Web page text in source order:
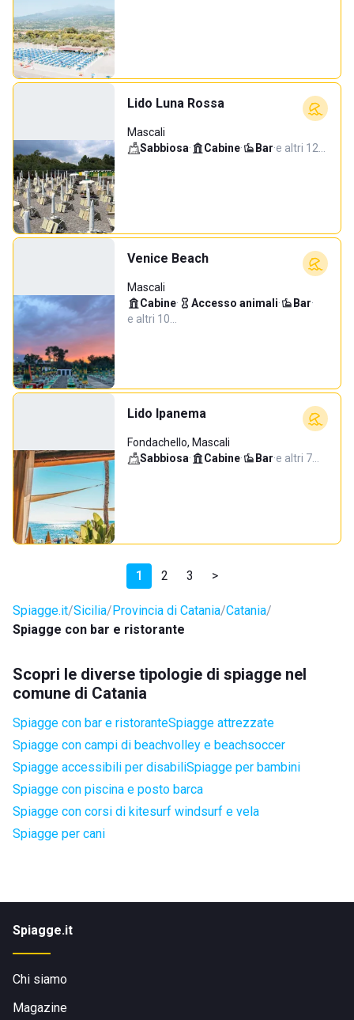
Lido Luna Rossa
Mascali
Sabbiosa· Cabine· Bar·e altri 12…
Venice Beach
Mascali
Cabine· Accesso animali· Bar·
e altri 10…
Lido Ipanema
Fondachello, Mascali
Sabbiosa· Cabine· Bar·e altri 7…
1 2 3 >
Spiagge.it Sicilia Provincia di Catania Catania
Spiagge con bar e ristorante
Scopri le diverse tipologie di spiagge nel
comune di Catania
Spiagge con bar e ristoranteSpiagge attrezzate
Spiagge con campi di beachvolley e beachsoccer
Spiagge accessibili per disabiliSpiagge per bambini
Spiagge con piscina e posto barca
Spiagge con corsi di kitesurf windsurf e vela
Spiagge per cani
Spiagge.it
Chi siamo
Magazine